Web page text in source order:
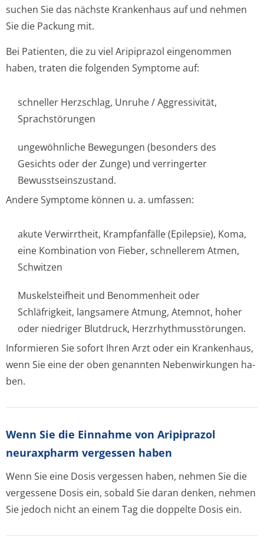
suchen Sie das nächste Krankenhaus auf und nehmen
Sie die Packung mit.
Bei Patienten, die zu viel Aripiprazol eingenommen
haben, traten die folgenden Symptome auf:
schneller Herzschlag, Unruhe / Aggressivität,
Sprachstörungen
ungewöhnliche Bewegungen (besonders des
Gesichts oder der Zunge) und verringerter
Bewusstseinszus­tand.
Andere Symptome können u. a. umfassen:
akute Verwirrtheit, Krampfanfälle (Epilepsie), Koma,
eine Kombination von Fieber, schnellerem Atmen,
Schwitzen
Muskelsteifheit und Benommenheit oder
Schläfrigkeit, langsamere Atmung, Atemnot, hoher
oder niedriger Blutdruck, Herzrhythmusstörun­gen.
Informieren Sie sofort Ihren Arzt oder ein Krankenhaus,
wenn Sie eine der oben genannten Nebenwirkungen ha­
ben.
Wenn Sie die Einnahme von Aripiprazol
neuraxpharm vergessen haben
Wenn Sie eine Dosis vergessen haben, nehmen Sie die
vergessene Dosis ein, sobald Sie daran denken, nehmen
Sie jedoch nicht an einem Tag die doppelte Dosis ein.